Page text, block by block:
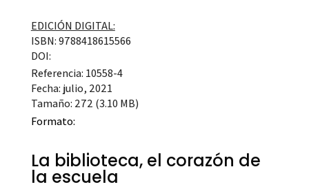
EDICIÓN DIGITAL:
ISBN: 9788418615566
DOI:
Referencia: 10558-4
Fecha: julio, 2021
Tamaño: 272 (3.10 MB)
Formato:
La biblioteca, el corazón de
la escuela